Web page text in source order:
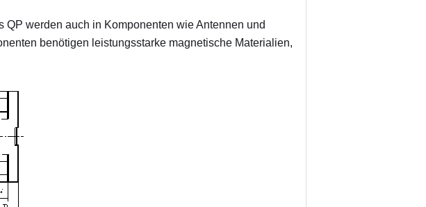
werden auch in Komponenten wie Antennen und
benötigen leistungsstarke magnetische Materialien,